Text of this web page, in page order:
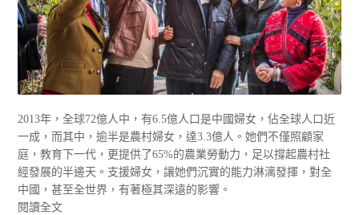
2013年，全球72億人中，有6.5億人口是中國婦女，佔全球人口近
一成，而其中，逾半是農村婦女，達3.3億人。她們不僅照顧家
庭，教育下一代，更提供了65%的農業勞動力，足以撐起農村社
經發展的半邊天。支援婦女，讓她們沉實的能力淋漓發揮，對全
中國，甚至全世界，有著極其深遠的影響。
閱讀全文